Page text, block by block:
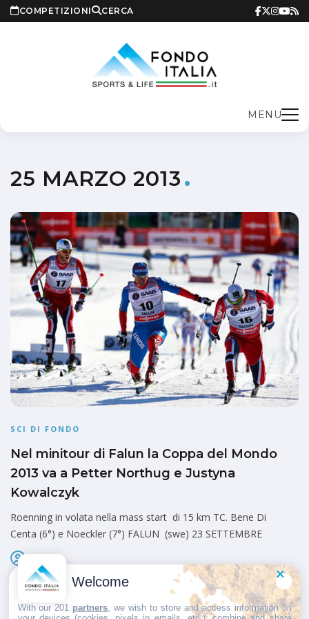
COMPETIZIONI CERCA
MENU
25 MARZO 2013
SCI DI FONDO
Nel minitour di Falun la Coppa del Mondo
2013 va a Petter Northug e Justyna
Kowalczyk
Roenning in volata nella mass start di 15 km TC. Bene Di
Centa (6°) e Noeckler (7°) FALUN (swe) 23 SETTEMBRE
Admin
Pubblicato il
Welcome
With our 201 partners , we wish to store and access information on